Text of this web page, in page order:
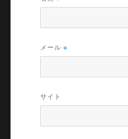
メール※
サイト